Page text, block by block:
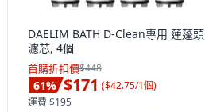
DAELIM BATH D-Clean專用 蓮蓬頭
濾芯, 4個
首購折扣價$448
61% $171 ($42.75/1個)
運費 $195